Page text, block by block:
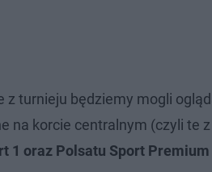
z turnieju będziemy mogli
na korcie centralnym (czyli te
1 oraz Polsatu Sport Premium